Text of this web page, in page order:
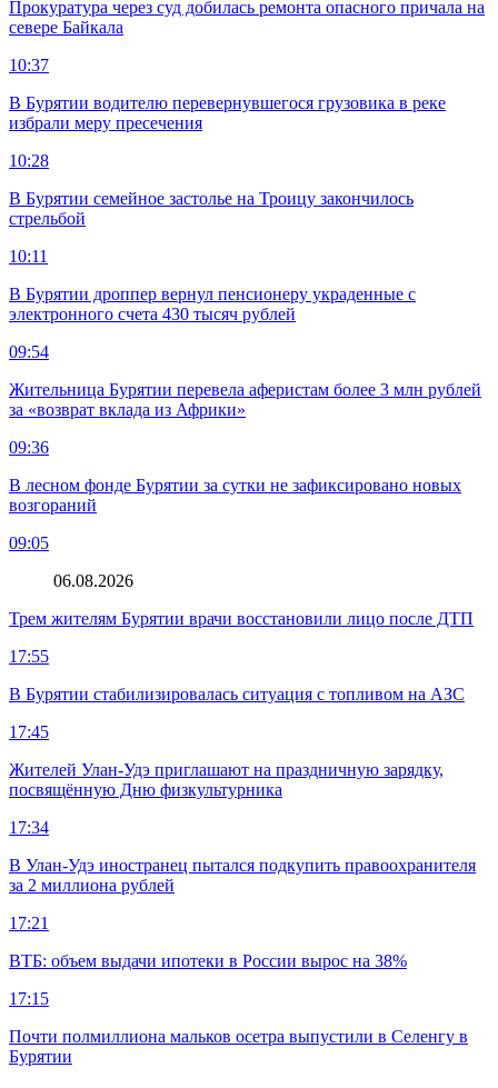
Прокуратура через суд добилась ремонта опасного причала на
севере Байкала
10:37
В Бурятии водителю перевернувшегося грузовика в реке
избрали меру пресечения
10:28
В Бурятии семейное застолье на Троицу закончилось
стрельбой
10:11
В Бурятии дроппер вернул пенсионеру украденные с
электронного счета 430 тысяч рублей
09:54
Жительница Бурятии перевела аферистам более 3 млн рублей
за «возврат вклада из Африки»
09:36
В лесном фонде Бурятии за сутки не зафиксировано новых
возгораний
09:05
06.08.2026
Трем жителям Бурятии врачи восстановили лицо после ДТП
17:55
В Бурятии стабилизировалась ситуация с топливом на АЗС
17:45
Жителей Улан-Удэ приглашают на праздничную зарядку,
посвящённую Дню физкультурника
17:34
В Улан-Удэ иностранец пытался подкупить правоохранителя
за 2 миллиона рублей
17:21
ВТБ: объем выдачи ипотеки в России вырос на 38%
17:15
Почти полмиллиона мальков осетра выпустили в Селенгу в
Бурятии